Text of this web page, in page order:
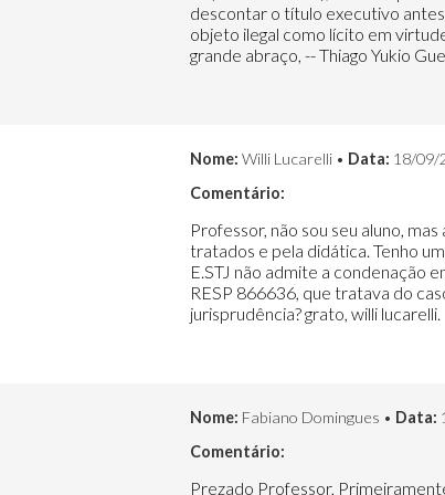
descontar o título executivo
objeto ilegal como lícito em
grande abraço, -- Thiago Yukio
Nome: Willi Lucarelli • Data: 18/09/
Comentário:
Professor, não sou seu aluno,
tratados e pela didática. Tenho
E.STJ não admite a condenação
RESP 866636, que tratava do
jurisprudência? grato, willi lucarelli.
Nome: Fabiano Domingues • Data:
Comentário:
Prezado Professor,